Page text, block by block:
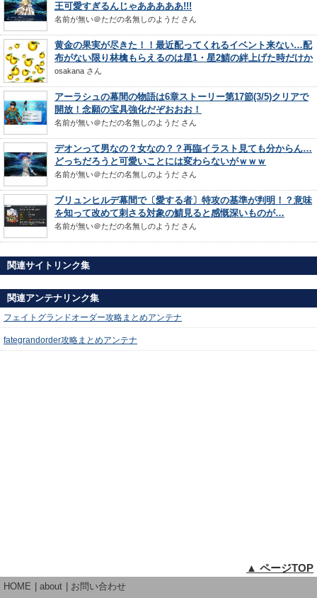
王可愛すぎるんじゃあああああ!!!
名前が無い＠ただの名無しのようだ さん
黄金の果実が尽きた！！最近配ってくれるイベント来ない…配
布がない限り林檎もらえるのは星1・星2鯖の絆上げた時だけか
osakana さん
アーラシュの幕間の物語は6章ストーリー第17節(3/5)クリアで
開放！念願の宝具強化だぞおおお！
名前が無い＠ただの名無しのようだ さん
デオンって男なの？女なの？？再臨イラスト見ても分からん…
どっちだろうと可愛いことには変わらないがｗｗｗ
名前が無い＠ただの名無しのようだ さん
ブリュンヒルデ幕間で〔愛する者〕特攻の基準が判明！？意味
を知って改めて刺さる対象の鯖見ると感慨深いものが…
名前が無い＠ただの名無しのようだ さん
関連サイトリンク集
関連アンテナリンク集
フェイトグランドオーダー攻略まとめアンテナ
fategrandorder攻略まとめアンテナ
▲ ページTOP
HOME about お問い合わせ